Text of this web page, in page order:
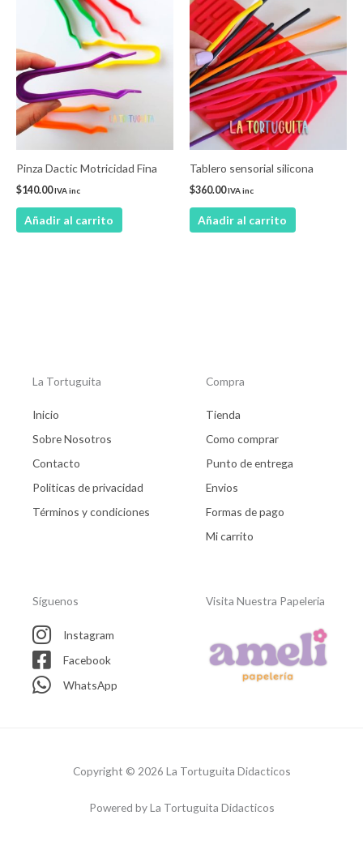
Pinza Dactic Motricidad Fina
$140.00IVA inc
Añadir al carrito
Tablero sensorial silicona
$360.00IVA inc
Añadir al carrito
La Tortuguita
Inicio
Sobre Nosotros
Contacto
Politicas de privacidad
Términos y condiciones
Compra
Tienda
Como comprar
Punto de entrega
Envios
Formas de pago
Mi carrito
Síguenos
Instagram
Facebook
WhatsApp
Visita Nuestra Papeleria
Copyright © 2026 La Tortuguita Didacticos
Powered by La Tortuguita Didacticos